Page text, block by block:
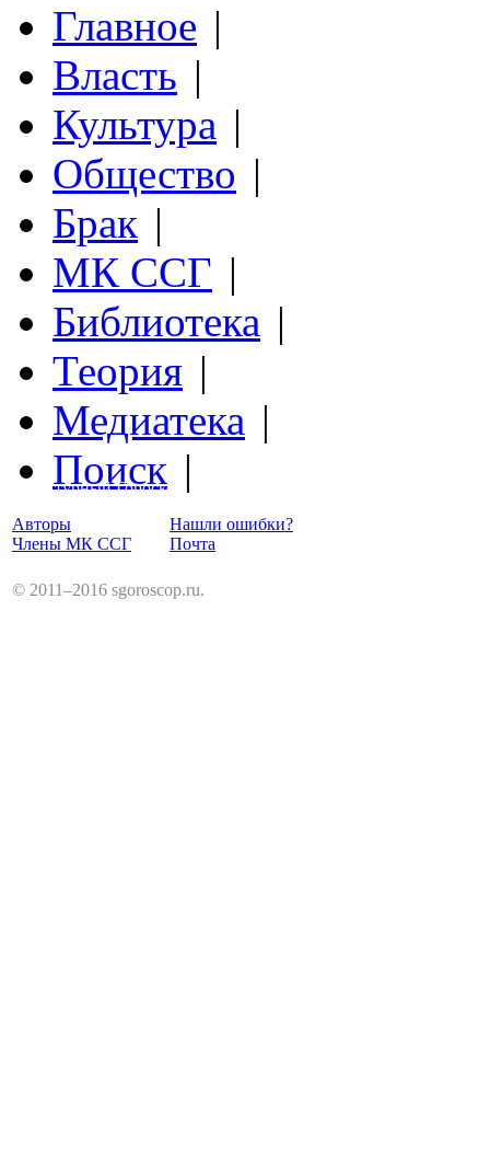
Главное |
Власть |
Культура |
Общество |
Брак |
МК ССГ |
Библиотека |
Теория |
Медиатека |
Поиск |
Структурный Гороскоп
Авторы
Члены МК ССГ
Нашли ошибки?
Почта
© 2011–2016 sgoroscop.ru.